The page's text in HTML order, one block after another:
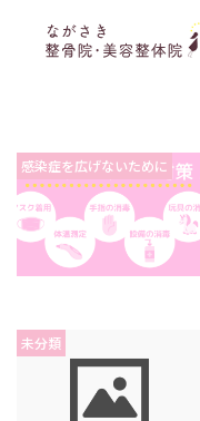
感染症を広げないために
未分類